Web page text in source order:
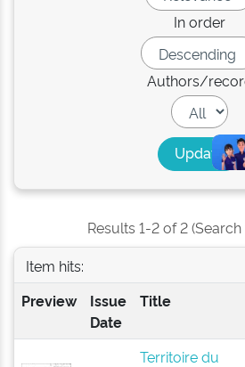
In order
Authors/
Results 1-2 of 2
Item hits:
Preview
Issue
Date
Title
Territoire du